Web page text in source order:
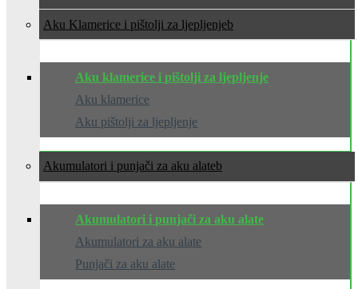
Aku Klamerice i pištolji za ljepljenje
Aku klamerice i pištolji za ljepljenje
Aku klamerice
Aku pištolji za ljepljenje
Akumulatori i punjači za aku alate
Akumulatori i punjači za aku alate
Akumulatori za aku alate
Punjači za aku alate